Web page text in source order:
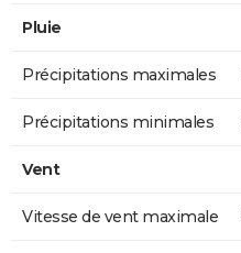
Pluie
Précipitations maximales
Précipitations minimales
Vent
Vitesse de vent maximale